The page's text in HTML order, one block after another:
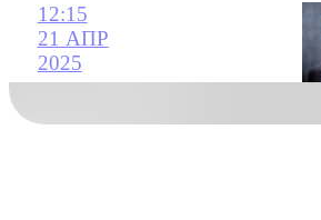
12:15
21 АПР
2025